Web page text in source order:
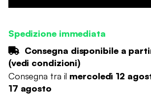
Spedizione immediata
Consegna disponibile a
(vedi condizioni)
Consegna tra il mercoledì 12
17 agosto